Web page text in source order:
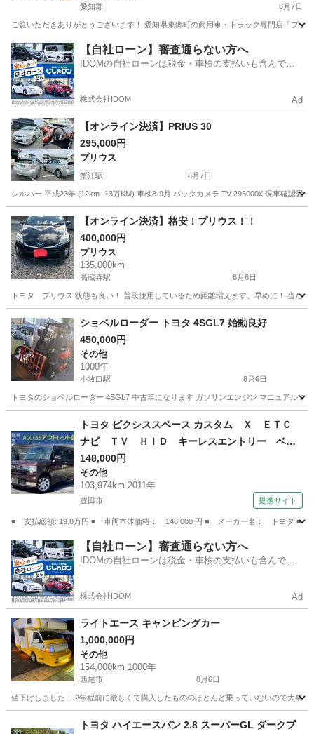
愛知郡 8月7日
ご覧いただきありがとうございます！ 愛知県東郷町の商用車・トラック専門店「プ
愛知 愛知郡 ハイエース 車両
【自社ローン】審査通らない方へ
IDOMの自社ローンは税金・車検の支払いも含んでい
株式会社IDOM Ad
【オンライン決済】PRIUS 30
295,000円
プリウス
蟹江駅 8月7日
シルバー 平成23年 (12km -13万KM) 車検8-9月 バックカメラ TV 295000¥ 現車確認愛
愛知 あま市 蟹江駅 プリウス
【オンライン決済】格安！プリウス！！
400,000円
プリウス
135,000km
高蔵寺駅 8月6日
トヨタ プリウス 状態も良い！ 普段使用しているため距離増えます。早めに！ 当た
愛知 春日井市 高蔵寺駅 プリウス
ショベルローダー トヨタ 4SGL7 始動良好
450,000円
その他
1000年
小牧口駅 8月6日
トヨタのショベルローダー 4SGL7 中古車になります ガソリンエンジン マニュアル
小牧口駅
トヨタ ピクシススペース カスタム Ｘ ＥＴＣ
ナビ ＴＶ ＨＩＤ キーレスエントリー ベン
チシート ＣＶＴ 盗難防止システム ＡＢＳ
衝突安全ボディ エアコン パワーステアリン
グ パワーウィンドウ 運転席エアバッグ 助手
148,000円
その他
103,974km 2011年
豊田市 提携サイト
■ 支払総額: 19.8万円 ■ 車両本体価格： 148,000 円 ■ メーカー名： トヨタ
愛知 豊田市 その他
【自社ローン】審査通らない方へ
IDOMの自社ローンは税金・車検の支払いも含んでい
株式会社IDOM Ad
ライトエース キャンピングカー
1,000,000円
その他
154,000km 1000年
西尾市 8月6日
値下げしました！ 2年程前に欲しくて購入したもののほとんど乗っていないので大事
その他 エース
トヨタ ハイエースバン 2.8 スーパーGL ダークプ